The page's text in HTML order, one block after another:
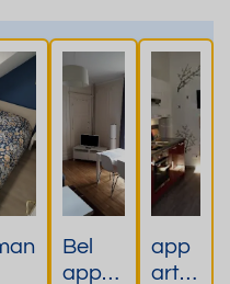
Bel
appar
app
arte